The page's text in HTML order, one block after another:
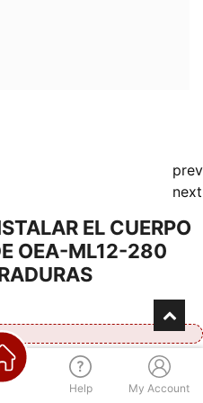
prev
next
EL CUERPO
OEA-ML12-280
Help My Account